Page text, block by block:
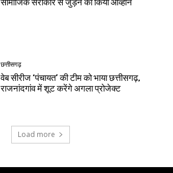
सामाजिक सरोकार से जुड़ने का किया आव्हान
छत्तीसगढ़
वेब सीरीज ‘पंचायत’ की टीम को भाया छत्तीसगढ़,
राजनांदगांव में शूट करेंगे अगला प्रोजेक्ट
Load more